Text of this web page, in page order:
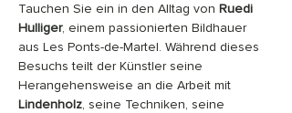
Tauchen Sie ein in den Alltag von Ruedi
Hulliger, einem passionierten Bildhauer
aus Les Ponts-de-Martel. Während dieses
Besuchs teilt der Künstler seine
Herangehensweise an die Arbeit mit
Lindenholz, seine Techniken, seine